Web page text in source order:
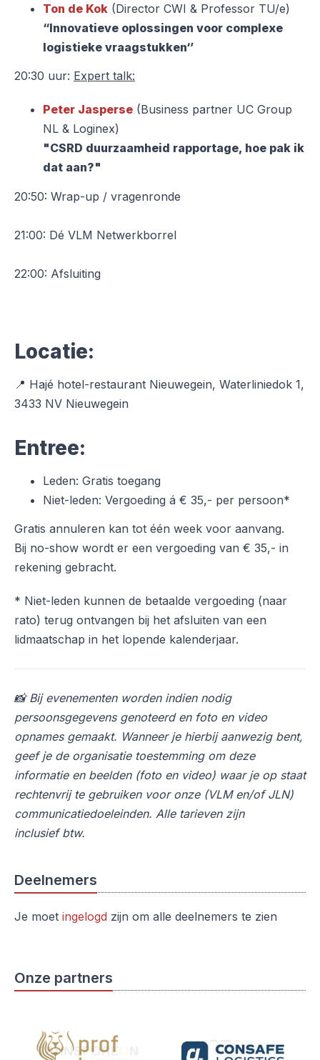
Ton de Kok (Director CWI & Professor TU/e)
“Innovatieve oplossingen voor complexe
logistieke vraagstukken‘’
20:30 uur: Expert talk:
Peter Jasperse (Business partner UC Group
NL & Loginex)
"CSRD duurzaamheid rapportage, hoe pak ik
dat aan?"
20:50: Wrap-up / vragenronde
21:00: Dé VLM Netwerkborrel
22:00: Afsluiting
Locatie:
📍 Hajé hotel-restaurant Nieuwegein, Waterliniedok 1,
3433 NV Nieuwegein
Entree:
Leden: Gratis toegang
Niet-leden: Vergoeding á € 35,- per persoon*
Gratis annuleren kan tot één week voor aanvang.
Bij no-show wordt er een vergoeding van € 35,- in
rekening gebracht.
* Niet-leden kunnen de betaalde vergoeding (naar
rato) terug ontvangen bij het afsluiten van een
lidmaatschap in het lopende kalenderjaar.
📸 Bij evenementen worden indien nodig
persoonsgegevens genoteerd en foto en video
opnames gemaakt. Wanneer je hierbij aanwezig bent,
geef je de organisatie toestemming om deze
informatie en beelden (foto en video) waar je op staat
rechtenvrij te gebruiken voor onze (VLM en/of JLN)
communicatiedoeleinden. Alle tarieven zijn
inclusief btw.
Deelnemers
Je moet ingelogd zijn om alle deelnemers te zien
Onze partners